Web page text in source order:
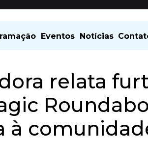
Eventos Notícias
relata
à